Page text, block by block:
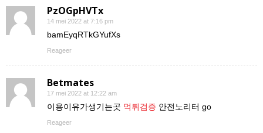
PzOGpHVTx
14 mei 2022 at 7:16 pm
bamEyqRTkGYufXs
Reageer
Betmates
17 mei 2022 at 12:22 am
이용이유가생기는곳 먹튀검증 안전노리터 go
Reageer